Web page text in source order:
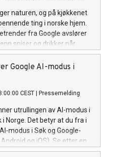
naturen, og på kjøkkenet
ting i norske hjem.
fra Google avslører
spiser og drikker når
Tradisjoner består, men
dukker også opp.
Google AI-modus i
CEST Pressemelding
utrullingen av AI-modus i
i Norge. Det betyr at du fra i
modus i Søk og Google-
og iOS). Se etter en
– et klikk unna